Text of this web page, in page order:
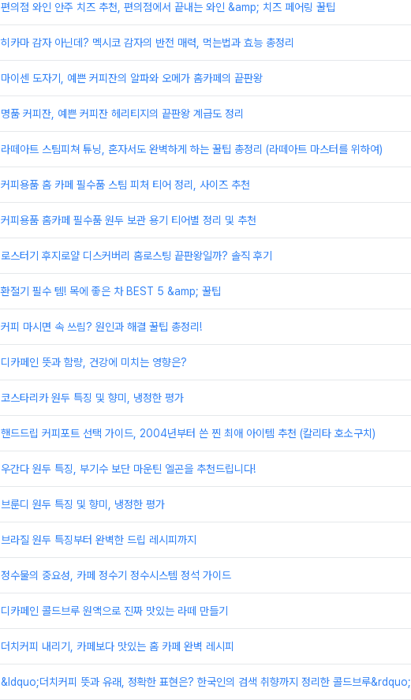
편의점 와인 안주 치즈 추천, 편의점에서 끝내는 와인 &amp; 치즈 페어링 꿀팁
히카마 감자 아닌데? 멕시코 감자의 반전 매력, 먹는법과 효능 총정리
마이센 도자기, 예쁜 커피잔의 알파와 오메가 홈카페의 끝판왕
명품 커피잔, 예쁜 커피잔 헤리티지의 끝판왕 계급도 정리
라떼아트 스팀피쳐 튜닝, 혼자서도 완벽하게 하는 꿀팁 총정리 (라떼아트 마스터를 위하여)
커피용품 홈 카페 필수품 스팀 피처 티어 정리, 사이즈 추천
커피용품 홈카페 필수품 원두 보관 용기 티어별 정리 및 추천
로스터기 후지로얄 디스커버리 홈로스팅 끝판왕일까? 솔직 후기
환절기 필수 템! 목에 좋은 차 BEST 5 &amp; 꿀팁
커피 마시면 속 쓰림? 원인과 해결 꿀팁 총정리!
디카페인 뜻과 함량, 건강에 미치는 영향은?
코스타리카 원두 특징 및 향미, 냉정한 평가
핸드드립 커피포트 선택 가이드, 2004년부터 쓴 찐 최애 아이템 추천 (칼리타 호소구치)
우간다 원두 특징, 부기수 보단 마운틴 엘곤을 추천드립니다!
브룬디 원두 특징 및 향미, 냉정한 평가
브라질 원두 특징부터 완벽한 드립 레시피까지
정수물의 중요성, 카페 정수기 정수시스템 정석 가이드
디카페인 콜드브루 원액으로 진짜 맛있는 라떼 만들기
더치커피 내리기, 카페보다 맛있는 홈 카페 완벽 레시피
&ldquo;더치커피 뜻과 유래, 정확한 표현은? 한국인의 검색 취향까지 정리한 콜드브루&rdquo;